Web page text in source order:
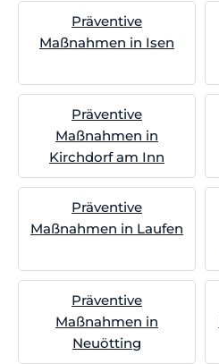
Präventive
Maßnahmen in Isen
Präventive
Maßnahmen in
Kirchdorf am Inn
Präventive
Maßnahmen in Laufen
Präventive
Maßnahmen in
Neuötting